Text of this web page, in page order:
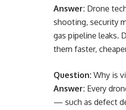
Answer: Drone
shooting, security
gas pipeline leaks.
them faster,
Question: Why is
Answer: Every
— such as defect